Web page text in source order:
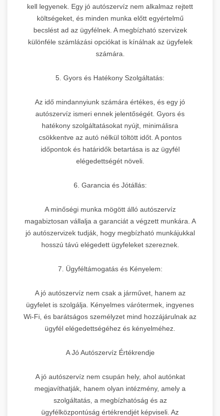
kell legyenek. Egy jó autószervíz nem alkalmaz rejtett
költségeket, és minden munka előtt egyértelmű
becslést ad az ügyfélnek. A megbízható szervizek
különféle számlázási opciókat is kínálnak az ügyfelek
számára.
5. Gyors és Hatékony Szolgáltatás:
Az idő mindannyiunk számára értékes, és egy jó
autószervíz ismeri ennek jelentőségét. Gyors és
hatékony szolgáltatásokat nyújt, minimálisra
csökkentve az autó nélkül töltött időt. A pontos
időpontok és határidők betartása is az ügyfél
elégedettségét növeli.
6. Garancia és Jótállás:
A minőségi munka mögött álló autószervíz
magabiztosan vállalja a garanciát a végzett munkára. A
jó autószervizek tudják, hogy megbízható munkájukkal
hosszú távú elégedett ügyfeleket szereznek.
7. Ügyféltámogatás és Kényelem:
A jó autószervíz nem csak a járművet, hanem az
ügyfelet is szolgálja. Kényelmes várótermek, ingyenes
Wi-Fi, és barátságos személyzet mind hozzájárulnak az
ügyfél elégedettségéhez és kényelméhez.
A Jó Autószervíz Értékrendje
A jó autószervíz nem csupán hely, ahol autónkat
megjavíthatják, hanem olyan intézmény, amely a
szolgáltatás, a megbízhatóság és az
ügyfélközpontúság értékrendjét képviseli. Az